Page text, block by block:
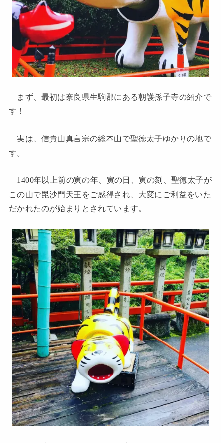
まず、最初は奈良県生駒郡にある朝護孫子寺の紹介で
す！
実は、信貴山真言宗の総本山で聖徳太子ゆかりの地で
す。
1400年以上前の寅の年、寅の日、寅の刻、聖徳太子が
この山で毘沙門天王をご感得され、大変にご利益をいた
だかれたのが始まりとされています。